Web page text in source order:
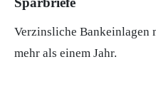
Verzinsliche Bankeinlagen
mehr als einem Jahr.